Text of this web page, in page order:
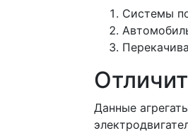
Системы
Данные